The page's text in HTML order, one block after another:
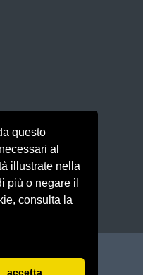
questo
al
illustrate nella
più o negare il
consulta la
accetta
Reserved